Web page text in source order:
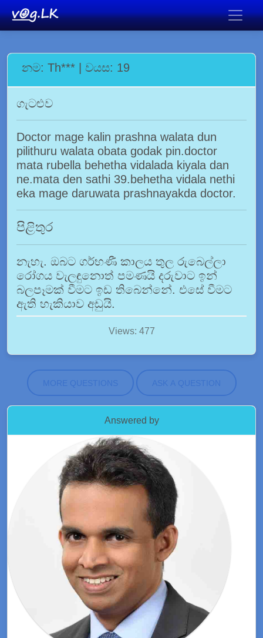
නම: Th*** | වයස: 19
ගැටළුව
Doctor mage kalin prashna walata dun
pilithuru walata obata godak pin.doctor
mata rubella behetha vidalada kiyala dan
ne.mata den sathi 39.behetha vidala nethi
eka mage daruwata prashnayakda doctor.
පිළිතුර
නැහැ. ඔබට ගර්භණී කාලය තුල රුබෙල්ලා
රෝගය වැලඳුනොත් පමණයි දරුවාට ඉන්
බලපෑමක් වීමට ඉඩ තිබෙන්නේ. එසේ වීමට
ඇති හැකියාව අඩුයි.
Views: 477
MORE QUESTIONS ASK A QUESTION
Answered by